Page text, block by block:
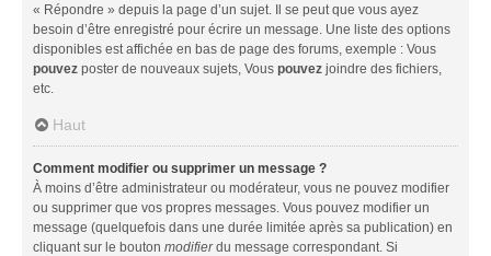
« Répondre » depuis la page d’un sujet. Il se peut que vous ayez
besoin d’être enregistré pour écrire un message. Une liste des options
disponibles est affichée en bas de page des forums, exemple : Vous
pouvez poster de nouveaux sujets, Vous pouvez joindre des fichiers,
etc.
Haut
Comment modifier ou supprimer un message ?
À moins d’être administrateur ou modérateur, vous ne pouvez modifier
ou supprimer que vos propres messages. Vous pouvez modifier un
message (quelquefois dans une durée limitée après sa publication) en
cliquant sur le bouton modifierdu message correspondant. Si